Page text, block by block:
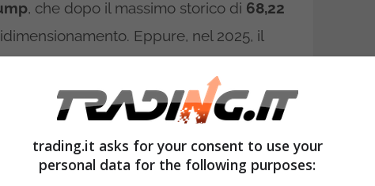
, che dopo il massimo storico di 68,22
Eppure, nel 2025, il
societari, segnali di
uno scenario in evoluzione.
il titolo si è adagiato sullamedia
trading.it asks for your consent to use your
personal data for the following purposes: